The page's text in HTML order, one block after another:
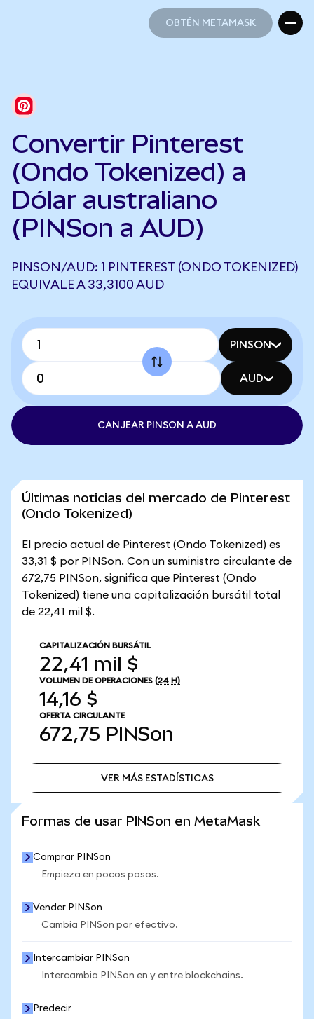
OBTÉN METAMASK
Convertir Pinterest
(Ondo Tokenized) a
Dólar australiano
(PINSon a AUD)
PINSON/AUD: 1 PINTEREST (ONDO TOKENIZED)
EQUIVALE A 33,3100 AUD
PINSON
AUD
CANJEAR PINSON A AUD
Últimas noticias del mercado de Pinterest
(Ondo Tokenized)
El precio actual de Pinterest (Ondo Tokenized) es
33,31 $ por PINSon. Con un suministro circulante de
672,75 PINSon, significa que Pinterest (Ondo
Tokenized) tiene una capitalización bursátil total
de 22,41 mil $.
CAPITALIZACIÓN BURSÁTIL
22,41 mil $
VOLUMEN DE OPERACIONES (24 H)
14,16 $
OFERTA CIRCULANTE
672,75 PINSon
VER MÁS ESTADÍSTICAS
Formas de usar PINSon en MetaMask
Comprar PINSon
Empieza en pocos pasos.
Vender PINSon
Cambia PINSon por efectivo.
Intercambiar PINSon
Intercambia PINSon en y entre blockchains.
Predecir